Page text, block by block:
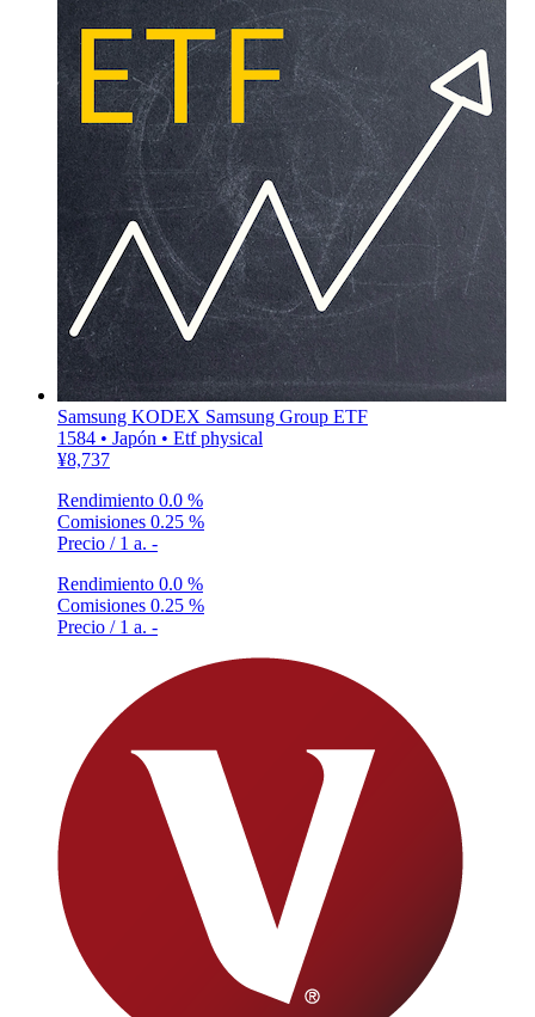
Samsung KODEX Samsung Group ETF
1584 • Japón • Etf physical
¥8,737
Rendimiento 0.0 %
Comisiones 0.25 %
Precio / 1 a. -
Rendimiento 0.0 %
Comisiones 0.25 %
Precio / 1 a. -